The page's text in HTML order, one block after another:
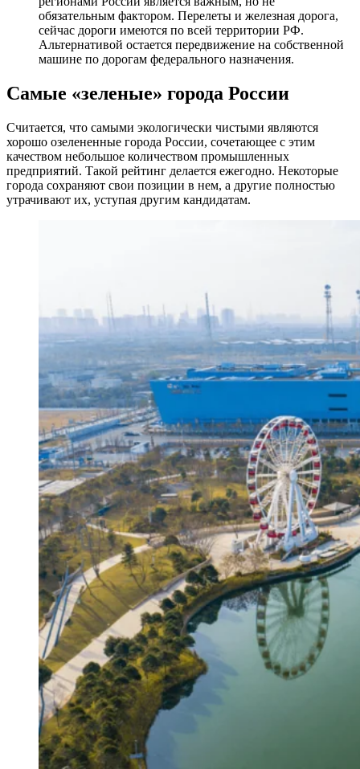
обязательным фактором. Перелеты и железная дорога,
сейчас дороги имеются по всей территории РФ.
Альтернативой остается передвижение на собственной
машине по дорогам федерального назначения.
Самые «зеленые» города России
Считается, что самыми экологически чистыми являются
хорошо озелененные города России, сочетающее с этим
качеством небольшое количеством промышленных
предприятий. Такой рейтинг делается ежегодно. Некоторые
города сохраняют свои позиции в нем, а другие полностью
утрачивают их, уступая другим кандидатам.